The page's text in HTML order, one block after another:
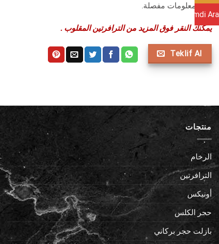
على معلومات مفصلة.
يمكنك النقر فوق المزيد من الترافرتين المقلوب .
Teklif Al
منتجات
الرخام
الترافرتين
أونيكس
حجر الكلس
بازلت حجر بركاني
Şimdi Ara